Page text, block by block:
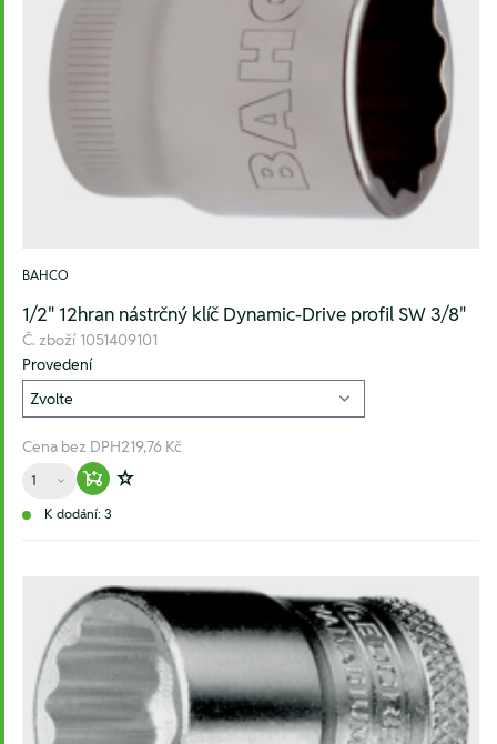
BAHCO
1/2" 12hran nástrčný klíč Dynamic-Drive profil SW 3/8"
Č. zboží 1051409101
Provedení
Cena bez DPH219,76 Kč
Množství
Warenkorb hinzufügen
Zur Wunschliste hinzufügen
K dodání: 3